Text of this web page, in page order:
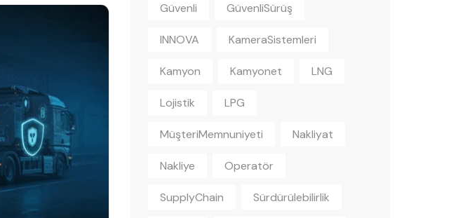
Güvenli GüvenliSürüş
INNOVA KameraSistemleri
Kamyon Kamyonet LNG
Lojistik LPG
MüşteriMemnuniyeti Nakliyat
Nakliye Operatör
SupplyChain Sürdürülebilirlik